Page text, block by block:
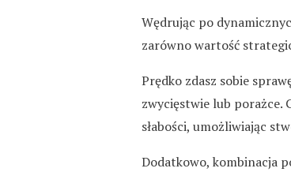
Wędrując po
zarówno wartość
Prędko zdasz sobie
zwycięstwie lub
słabości, umożliwiając
Dodatkowo, kombinacja